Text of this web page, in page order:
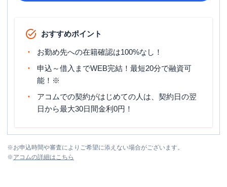
おすすめポイント
お勤め先への在籍確認は100%なし！
申込～借入までWEB完結！最短20分で融資可
能！※
アコムでの契約がはじめての人は、契約日の翌
日から最大30日間金利0円！
※お申込時間や審査によりご希望に添えない場合がございます。
※アコムの詳細はこちら